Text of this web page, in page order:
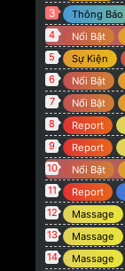
3 Thông Báo
4 Nổi Bật
5 Sự Kiện
6 Nổi Bật
7 Nổi Bật
8 Report
9 Report
10 Nổi Bật
11 Report
12 Massage
13 Massage
14 Massage